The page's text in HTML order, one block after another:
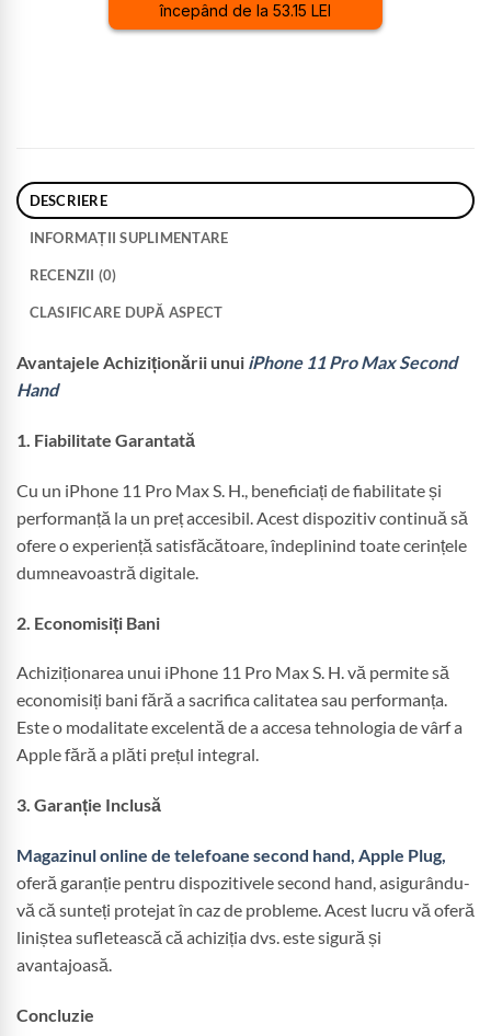
începând de la 53.15 LEI
DESCRIERE
INFORMAȚII SUPLIMENTARE
RECENZII (0)
CLASIFICARE DUPĂ ASPECT
Avantajele Achiziționării unui iPhone 11 Pro Max Second
Hand
1. Fiabilitate Garantată
Cu un iPhone 11 Pro Max S. H., beneficiați de fiabilitate și
performanță la un preț accesibil. Acest dispozitiv continuă să
ofere o experiență satisfăcătoare, îndeplinind toate cerințele
dumneavoastră digitale.
2. Economisiți Bani
Achiziționarea unui iPhone 11 Pro Max S. H. vă permite să
economisiți bani fără a sacrifica calitatea sau performanța.
Este o modalitate excelentă de a accesa tehnologia de vârf a
Apple fără a plăti prețul integral.
3. Garanție Inclusă
Magazinul online de telefoane second hand, Apple Plug,
oferă garanție pentru dispozitivele second hand, asigurându-
vă că sunteți protejat în caz de probleme. Acest lucru vă oferă
liniștea sufletească că achiziția dvs. este sigură și
avantajoasă.
Concluzie